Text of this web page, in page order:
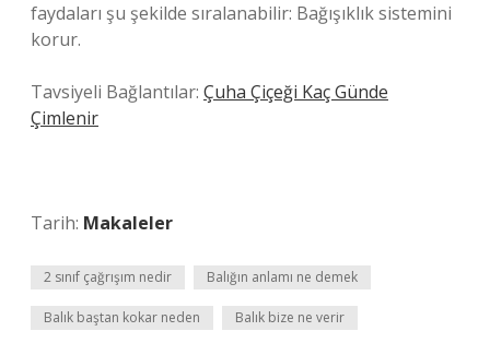
faydaları şu şekilde sıralanabilir: Bağışıklık sistemini
korur.
Tavsiyeli Bağlantılar: Çuha Çiçeği Kaç Günde
Çimlenir
Tarih: Makaleler
2 sınıf çağrışım nedir Balığın anlamı ne demek
Balık baştan kokar neden Balık bize ne verir